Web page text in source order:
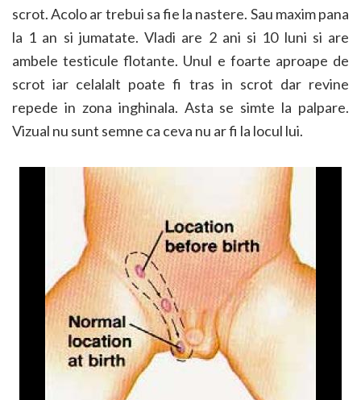
scrot. Acolo ar trebui sa fie la nastere. Sau maxim pana
la 1 an si jumatate. Vladi are 2 ani si 10 luni si are
ambele testicule flotante. Unul e foarte aproape de
scrot iar celalalt poate fi tras in scrot dar revine
repede in zona inghinala. Asta se simte la palpare.
Vizual nu sunt semne ca ceva nu ar fi la locul lui.